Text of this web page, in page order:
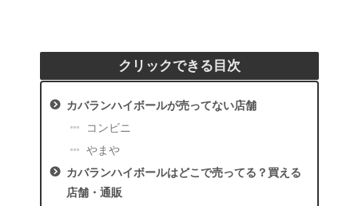
クリックできる目次
カバランハイボールが売ってない店舗
コンビニ
やまや
カバランハイボールはどこで売ってる？買える
店舗・通販